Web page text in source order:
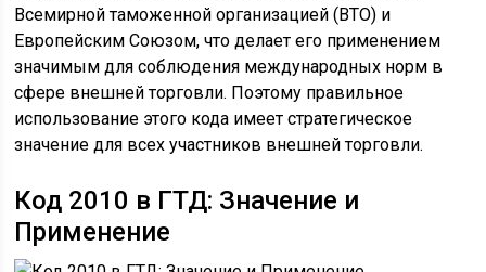
Всемирной таможенной организацией (ВТО) и
Европейским Союзом, что делает его применением
значимым для соблюдения международных норм в
сфере внешней торговли. Поэтому правильное
использование этого кода имеет стратегическое
значение для всех участников внешней торговли.
Код 2010 в ГТД: Значение и
Применение